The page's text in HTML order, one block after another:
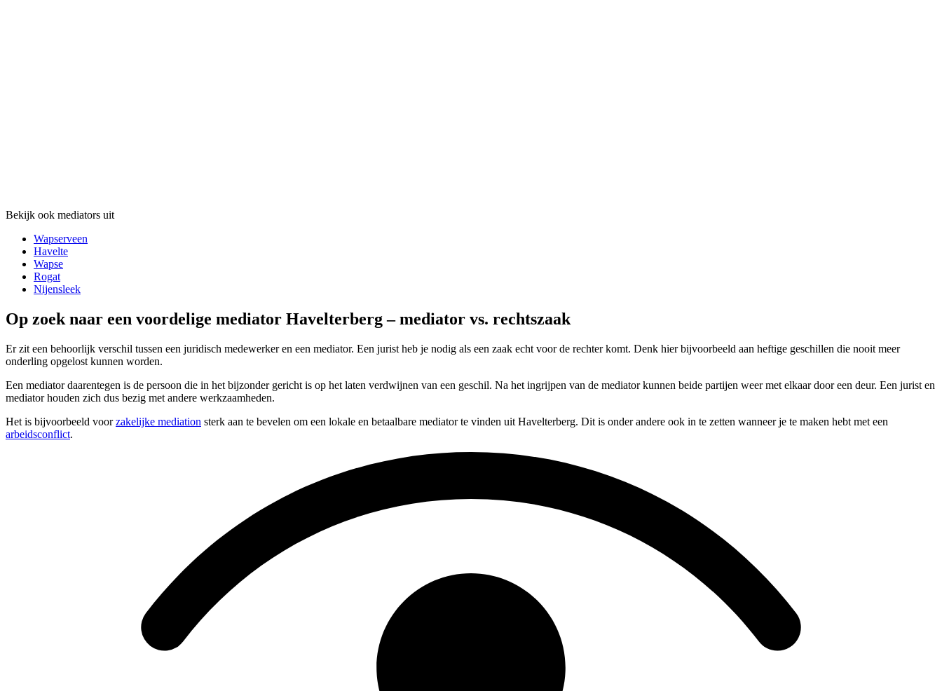
Bekijk ook mediators uit
Wapserveen
Havelte
Wapse
Rogat
Nijensleek
Op zoek naar een voordelige mediator Havelterberg – mediator vs. rechtszaak
Er zit een behoorlijk verschil tussen een juridisch medewerker en een mediator. Een jurist heb je nodig als een zaak echt voor de rechter komt. Denk hier bijvoorbeeld aan heftige geschillen die nooit meer
onderling opgelost kunnen worden.
Een mediator daarentegen is de persoon die in het bijzonder gericht is op het laten verdwijnen van een geschil. Na het ingrijpen van de mediator kunnen beide partijen weer met elkaar door een deur. Een jurist en
mediator houden zich dus bezig met andere werkzaamheden.
Het is bijvoorbeeld voorzakelijke mediation sterk aan te bevelen om een lokale en betaalbare mediator te vinden uit Havelterberg. Dit is onder andere ook in te zetten wanneer je te maken hebt met een
arbeidsconflict.